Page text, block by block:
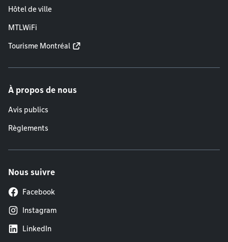
Hôtel de ville
MTLWiFi
Tourisme Montréal
À propos de nous
Avis publics
Règlements
Nous suivre
Facebook
Instagram
LinkedIn